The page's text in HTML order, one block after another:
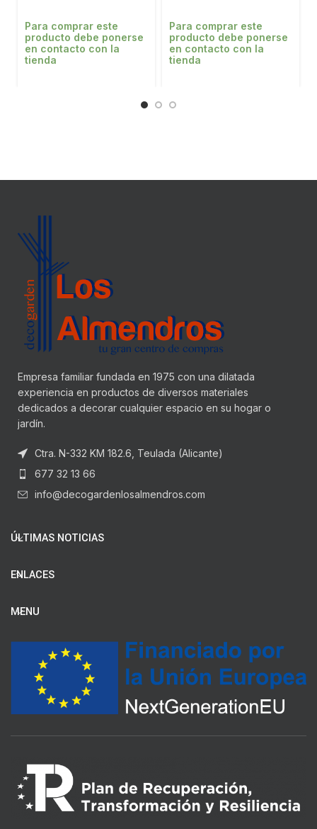
Para comprar este
producto debe ponerse
en contacto con la
tienda
Para comprar este
producto debe ponerse
en contacto con la
tienda
Empresa familiar fundada en 1975 con una dilatada
experiencia en productos de diversos materiales
dedicados a decorar cualquier espacio en su hogar o
jardín.
Ctra. N-332 KM 182.6, Teulada (Alicante)
677 32 13 66
info@decogardenlosalmendros.com
ÚLTIMAS NOTICIAS
ENLACES
MENU